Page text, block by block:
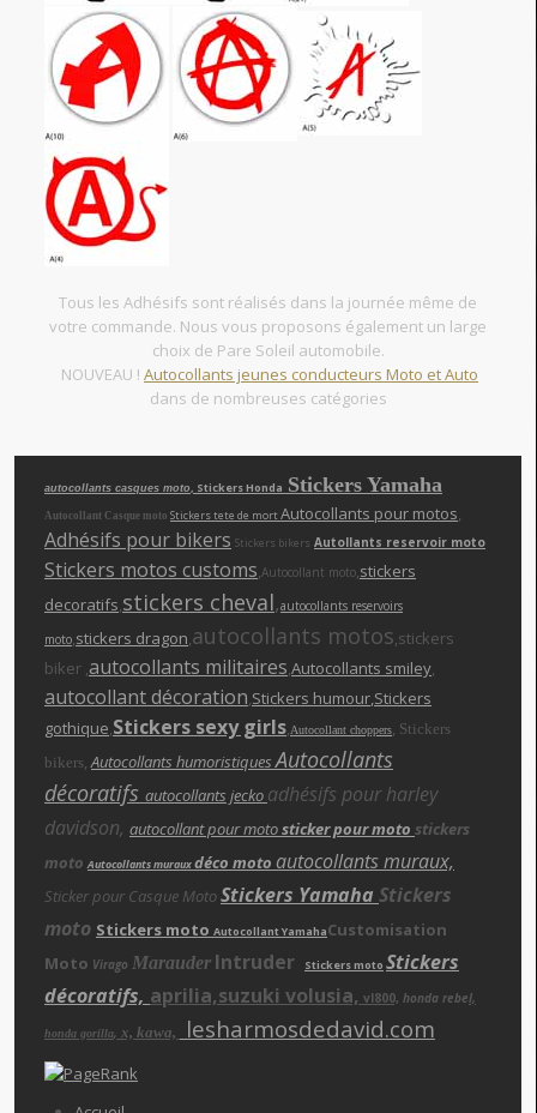
Tous les Adhésifs sont réalisés dans la journée même de
votre commande. Nous vous proposons également un large
choix de Pare Soleil automobile.
NOUVEAU ! Autocollants jeunes conducteurs Moto et Auto
dans de nombreuses catégories
autocollants casques moto, Stickers Honda Stickers Yamaha
Autocollant Casque moto Stickers tete de mortAutocollants pour motos,
Adhésifs pour bikers Stickers bikers Autollants reservoir moto
Stickers motos customs,Autocollant moto,stickers
decoratifs,stickers cheval,autocollants reservoirs
moto,stickers dragon,autocollants motos,stickers
biker ,autocollants militaires,Autocollants smiley,
autocollant décoration,Stickers humour,Stickers
gothique,Stickers sexy girls,Autocollant choppers, Stickers
bikers,Autocollants humoristiquesAutocollants
décoratifs autocollants jecko adhésifs pour harley
davidson, autocollant pour motosticker pour moto stickers
motoAutocollants murauxdéco moto autocollants muraux,
Sticker pour Casque MotoStickers Yamaha Stickers
moto Stickers moto Autocollant YamahaCustomisation
Moto Virago Marauder Intruder Stickers moto Stickers
décoratifs, aprilia,suzuki volusia, vl800, honda rebel,
honda gorilla, x, kawa, lesharmosdedavid.com